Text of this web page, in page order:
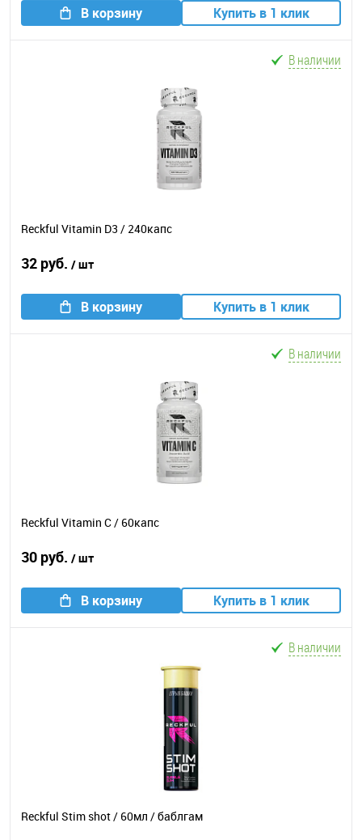
В корзину Купить в 1 клик
В наличии
Reckful Vitamin D3 / 240капс
32 руб. / шт
В корзину Купить в 1 клик
В наличии
Reckful Vitamin C / 60капс
30 руб. / шт
В корзину Купить в 1 клик
В наличии
Reckful Stim shot / 60мл / баблгам